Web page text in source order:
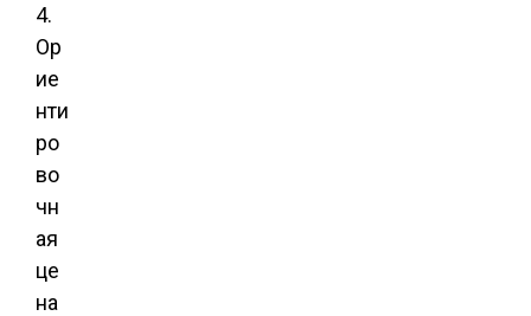
4.
Ор
ие
нти
ро
во
чн
ая
це
на